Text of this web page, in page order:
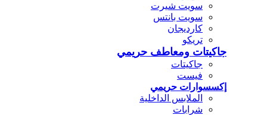
سويت شيرت
سويت بانتس
كارديجان
تريكو
جاكيتات ومعاطف حريمي
جاكيتات
فيست
إكسسوارات حريمي
الملابس الداخلية
شرابات